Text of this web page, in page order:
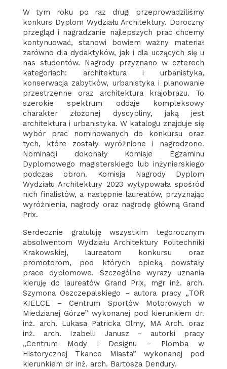
W tym roku po raz drugi przeprowadziliśmy
konkurs Dyplom Wydziału Architektury. Doroczny
przegląd i nagradzanie najlepszych prac chcemy
kontynuować, stanowi bowiem ważny materiał
zarówno dla dydaktyków, jak i dla uczących się u
nas studentów. Nagrody przyznano w czterech
kategoriach: architektura i urbanistyka,
konserwacja zabytków, urbanistyka i planowanie
przestrzenne oraz architektura krajobrazu. To
szerokie spektrum oddaje kompleksowy
charakter złożonej dyscypliny, jaką jest
architektura i urbanistyka. W katalogu znajduje się
wybór prac nominowanych do konkursu oraz
tych, które zostały wyróżnione i nagrodzone.
Nominacji dokonały Komisje Egzaminu
Dyplomowego magisterskiego lub inżynierskiego
podczas obron. Komisja Nagrody Dyplom
Wydziału Architektury 2023 wytypowała spośród
nich finalistów, a następnie laureatów, przyznając
wyróżnienia, nagrody oraz nagrodę główną Grand
Prix.
Serdecznie gratuluję wszystkim tegorocznym
absolwentom Wydziału Architektury Politechniki
Krakowskiej, laureatom konkursu oraz
promotorom, pod których opieką powstały
prace dyplomowe. Szczególne wyrazy uznania
kieruję do laureatów Grand Prix, mgr inż. arch.
Szymona Oszczepalskiego – autora pracy „TOR
KIELCE – Centrum Sportów Motorowych w
Miedzianej Górze” wykonanej pod kierunkiem dr.
inż. arch. Lukasa Patricka Olmy, MA Arch. oraz
inż. arch. Izabelli Janusz – autorki pracy
„Centrum Mody i Designu – Plomba w
Historycznej Tkance Miasta” wykonanej pod
kierunkiem dr inż. arch. Bartosza Dendury.